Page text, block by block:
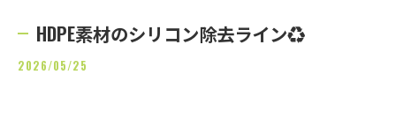
HDPE素材のシリコン除去ライン♻️
2026/05/25